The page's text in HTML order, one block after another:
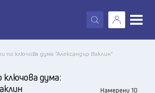
X
по ключова дума "Александър Ваклин"
дума:
Намерени 10